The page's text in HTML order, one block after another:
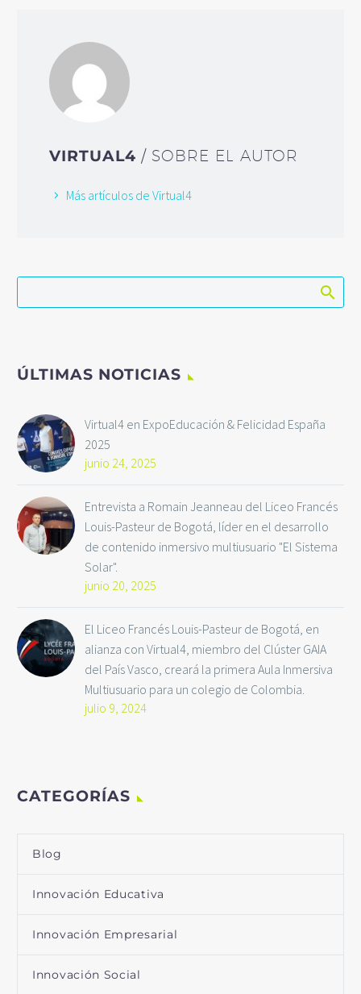
VIRTUAL4 / SOBRE EL AUTOR
Más artículos de Virtual4
ÚLTIMAS NOTICIAS
Virtual4 en ExpoEducación & Felicidad España
2025
junio 24, 2025
Entrevista a Romain Jeanneau del Liceo Francés
Louis-Pasteur de Bogotá, líder en el desarrollo
de contenido inmersivo multiusuario "El Sistema
Solar".
junio 20, 2025
El Liceo Francés Louis-Pasteur de Bogotá, en
alianza con Virtual4, miembro del Clúster GAIA
del País Vasco, creará la primera Aula Inmersiva
Multiusuario para un colegio de Colombia.
julio 9, 2024
CATEGORÍAS
Blog
Innovación Educativa
Innovación Empresarial
Innovación Social